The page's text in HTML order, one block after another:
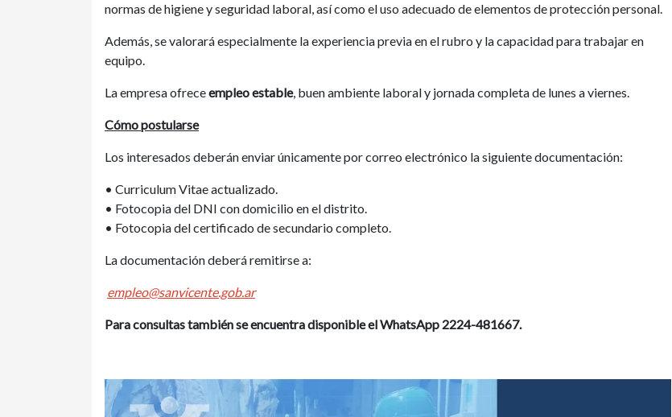
normas de higiene y seguridad laboral, así como el uso adecuado de elementos de protección personal.
Además, se valorará especialmente la experiencia previa en el rubro y la capacidad para trabajar en
equipo.
La empresa ofreceempleo estable, buen ambiente laboral y jornada completa de lunes a viernes.
Cómo postularse
Los interesados deberán enviar únicamente por correo electrónico la siguiente documentación:
• Curriculum Vitae actualizado.
• Fotocopia del DNI con domicilio en el distrito.
• Fotocopia del certificado de secundario completo.
La documentación deberá remitirse a:
empleo@sanvicente.gob.ar
Para consultas también se encuentra disponible el WhatsApp 2224-481667.